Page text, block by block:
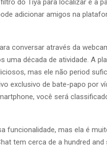
adicionar amigos na
conversar através da
uma década de atividade. A
mas ele não period
exclusivo de bate-papo por
você será
funcionalidade, mas ela é
tem cerca de a hundred